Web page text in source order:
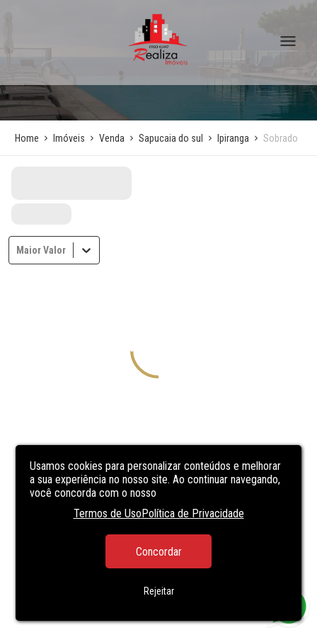
Usamos cookies para personalizar conteúdos e melhorar
a sua experiência no nosso site. Ao continuar navegando,
você concorda com o nosso
Termos de UsoPolítica de Privacidade
Concordar
Rejeitar
Home Imóveis Venda Sapucaia do sul Ipiranga Sobrado
Maior Valor